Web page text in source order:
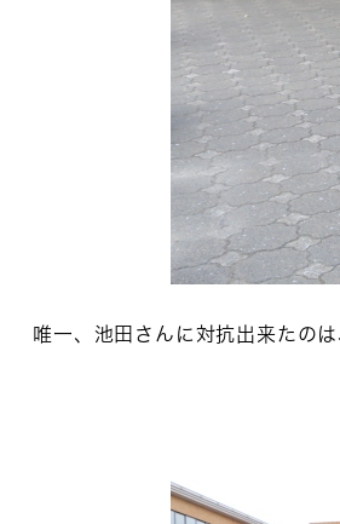
唯一、池田さんに対抗出来たの